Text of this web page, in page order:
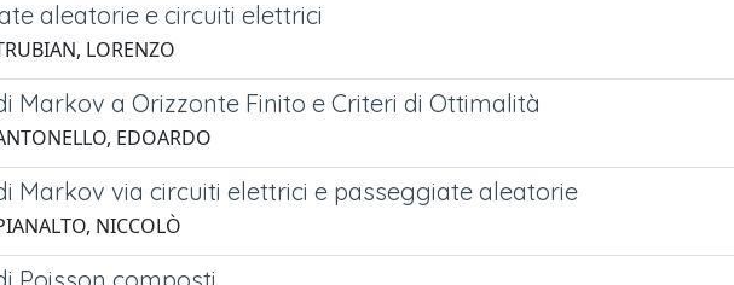
aleatorie e circuiti elettrici
LORENZO
Markov a Orizzonte Finito e Criteri di Ottimalità
EDOARDO
Markov via circuiti elettrici e passeggiate aleatorie
NICCOLÒ